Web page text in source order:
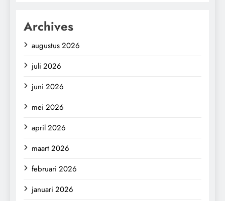
Archives
augustus 2026
juli 2026
juni 2026
mei 2026
april 2026
maart 2026
februari 2026
januari 2026